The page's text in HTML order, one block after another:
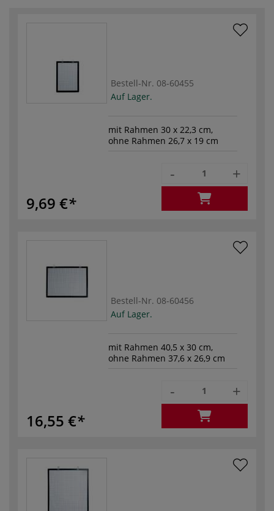
Bestell-Nr. 08-60455
Auf Lager.
mit Rahmen 30 x 22,3 cm,
ohne Rahmen 26,7 x 19 cm
9,69 €
- +
Bestell-Nr. 08-60456
Auf Lager.
mit Rahmen 40,5 x 30 cm,
ohne Rahmen 37,6 x 26,9 cm
16,55 €
- +